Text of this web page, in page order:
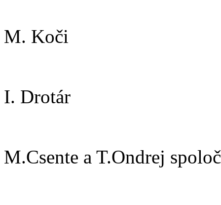
M. Koči
I. Drotár
M.Csente a T.Ondrej